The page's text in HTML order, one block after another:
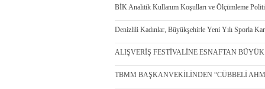
BİK Analitik Kullanım Koşulları ve Ölçümleme
Denizlili Kadınlar, Büyükşehirle Yeni Yılı Sporla
ALIŞVERİŞ FESTİVALİNE ESNAFTAN BÜYÜK
TBMM BAŞKANVEKİLİNDEN “CÜBBELİ